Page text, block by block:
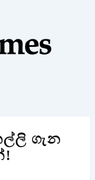
ගැන